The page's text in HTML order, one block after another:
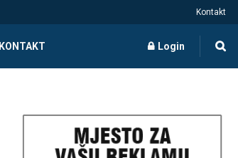
Kontakt
KONTAKT Login